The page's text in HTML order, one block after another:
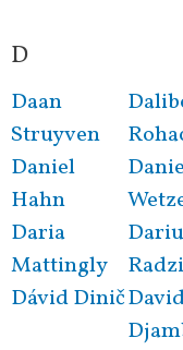
D
Daan
Struyven
Daniel
Hahn
Daria
Mattingly
Dávid Dinič
Розбивка
на
сторінки